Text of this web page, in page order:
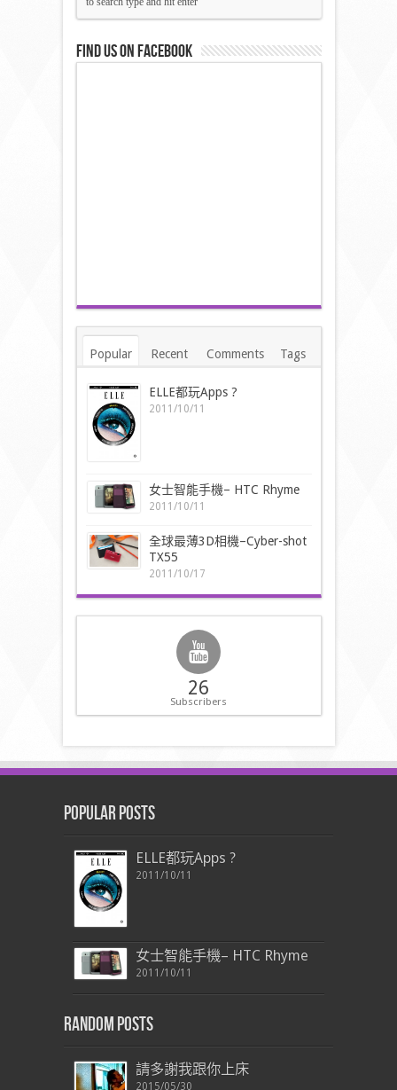
Find us on Facebook
Popular Recent Comments Tags
ELLE都玩Apps ?
2011/10/11
女士智能手機– HTC Rhyme
2011/10/11
全球最薄3D相機–Cyber-shot
TX55
2011/10/17
26
Subscribers
Popular Posts
ELLE都玩Apps ?
2011/10/11
女士智能手機– HTC Rhyme
2011/10/11
Random Posts
請多謝我跟你上床
2015/05/30